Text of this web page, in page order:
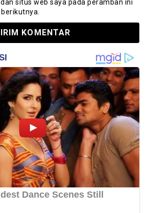
situs web saya pada peramban ini